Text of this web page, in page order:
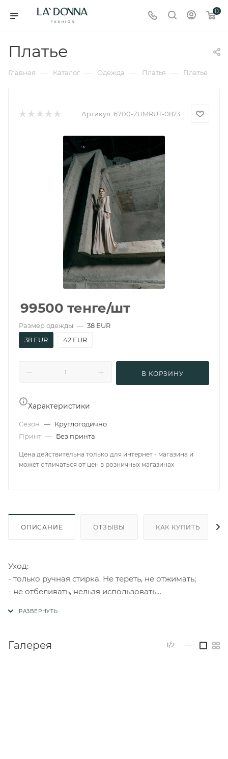
0
Платье
Главная — Каталог — Одежда — Платья — Платье
Артикул: 6700-ZUMRUT-0823
99500 тенге/шт
Размер одежды — 38 EUR
38 EUR
42 EUR
В КОРЗИНУ
Характеристики
Сезон — Круглогодично
Принт — Без принта
Цена действительна только для интернет - магазина и
может отличаться от цен в розничных магазинах
ОПИСАНИЕ ОТЗЫВЫ КАК КУПИТЬ
Уход:
- только ручная стирка. Не тереть, не отжимать;
- не отбеливать, нельзя использовать
или электросушилке;
Галерея 1/2